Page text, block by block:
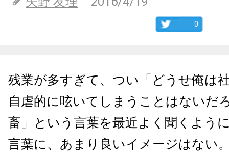
0
残業が多すぎて、つい「どうせ俺は
自虐的に呟いてしまうことはないだ
畜」という言葉を最近よく聞くよう
言葉に、あまり良いイメージはない